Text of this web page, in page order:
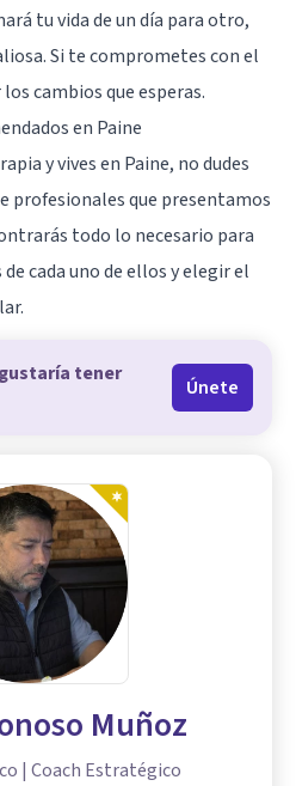
tu vida de un día para otro,
Si te comprometes con el
cambios que esperas.
en Paine
y vives en Paine, no dudes
profesionales que presentamos
todo lo necesario para
cada uno de ellos y elegir el
tener
Únete
Muñoz
| Coach Estratégico